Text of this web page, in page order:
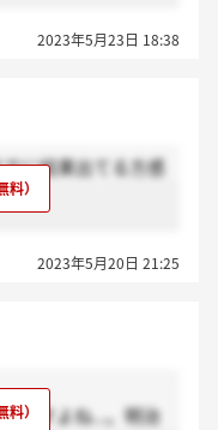
2023年5月23日 18:38
に結果出てる方感
2023年5月20日 21:25
ですよね...。明治